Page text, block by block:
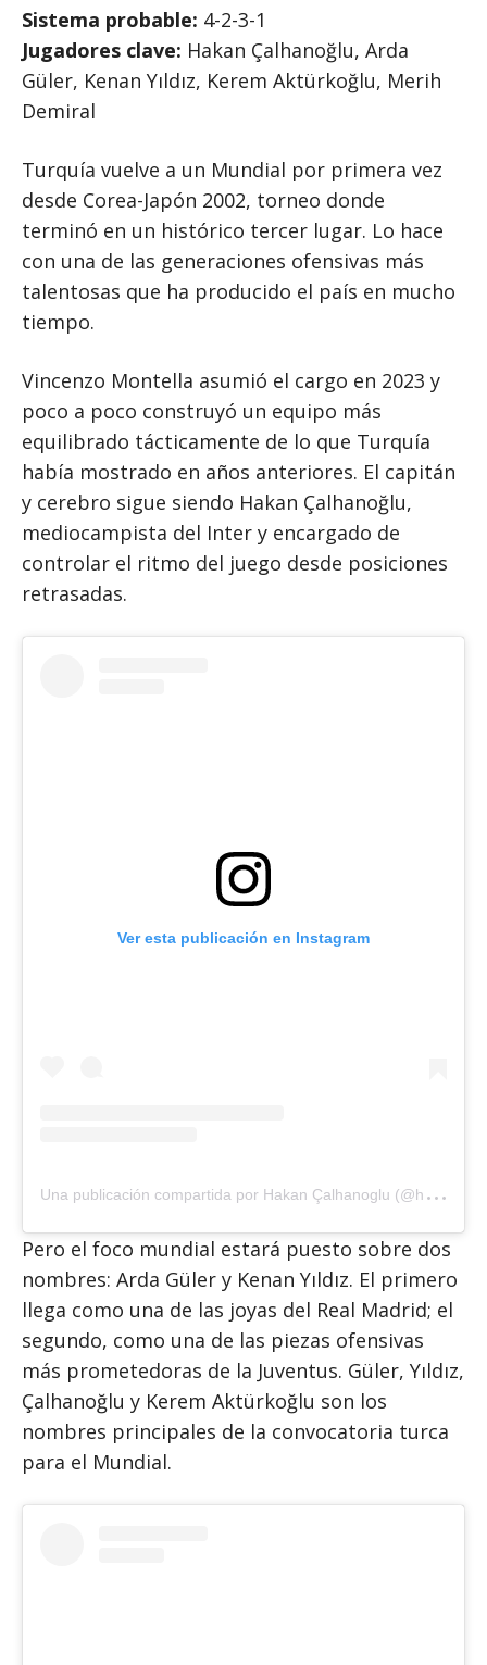
Sistema probable: 4-2-3-1
Jugadores clave: Hakan Çalhanoğlu, Arda
Güler, Kenan Yıldız, Kerem Aktürkoğlu, Merih
Demiral
Turquía vuelve a un Mundial por primera vez
desde Corea-Japón 2002, torneo donde
terminó en un histórico tercer lugar. Lo hace
con una de las generaciones ofensivas más
talentosas que ha producido el país en mucho
tiempo.
Vincenzo Montella asumió el cargo en 2023 y
poco a poco construyó un equipo más
equilibrado tácticamente de lo que Turquía
había mostrado en años anteriores. El capitán
y cerebro sigue siendo Hakan Çalhanoğlu,
mediocampista del Inter y encargado de
controlar el ritmo del juego desde posiciones
retrasadas.
Ver esta publicación en Instagram
U
na publicación compartida por Hakan Çalhanoglu (@hakancalhanoglu)
Pero el foco mundial estará puesto sobre dos
nombres: Arda Güler y Kenan Yıldız. El primero
llega como una de las joyas del Real Madrid; el
segundo, como una de las piezas ofensivas
más prometedoras de la Juventus. Güler, Yıldız,
Çalhanoğlu y Kerem Aktürkoğlu son los
nombres principales de la convocatoria turca
para el Mundial.